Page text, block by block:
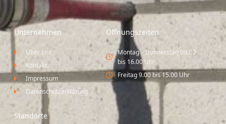
Unternehmen
Über uns
Kontakt
Impressum
Datenschutzerklärung
Öffnungszeiten
Montag – Donnerstag 09.00
bis 16.00 Uhr
Freitag 9.00 bis 15.00 Uhr
Standorte